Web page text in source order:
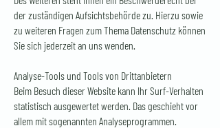
der zuständigen Aufsichtsbehörde zu. Hierzu sowie
zu weiteren Fragen zum Thema Datenschutz können
Sie sich jederzeit an uns wenden.
Analyse-Tools und Tools von Drittanbietern
Beim Besuch dieser Website kann Ihr Surf-Verhalten
statistisch ausgewertet werden. Das geschieht vor
allem mit sogenannten Analyseprogrammen.